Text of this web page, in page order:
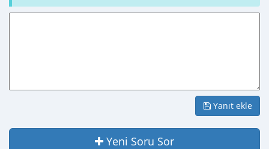
Yanıt ekle
Yeni Soru Sor